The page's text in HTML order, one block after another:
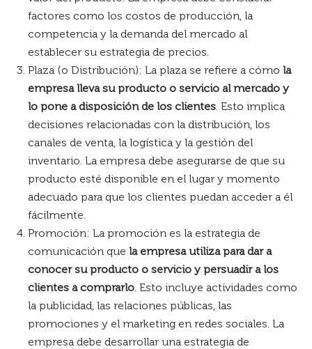
factores como los costos de producción, la
competencia y la demanda del mercado al
establecer su estrategia de precios.
Plaza (o Distribución): La plaza se refiere a cómo la
empresa lleva su producto o servicio al mercado y
lo pone a disposición de los clientes. Esto implica
decisiones relacionadas con la distribución, los
canales de venta, la logística y la gestión del
inventario. La empresa debe asegurarse de que su
producto esté disponible en el lugar y momento
adecuado para que los clientes puedan acceder a él
fácilmente.
Promoción: La promoción es la estrategia de
comunicación que la empresa utiliza para dar a
conocer su producto o servicio y persuadir a los
clientes a comprarlo. Esto incluye actividades como
la publicidad, las relaciones públicas, las
promociones y el marketing en redes sociales. La
empresa debe desarrollar una estrategia de